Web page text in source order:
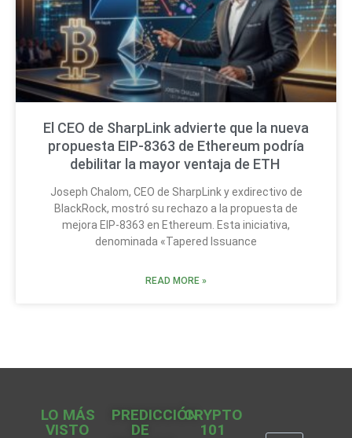
El CEO de SharpLink advierte que la nueva
propuesta EIP-8363 de Ethereum podría
debilitar la mayor ventaja de ETH
Joseph Chalom, CEO de SharpLink y exdirectivo de
BlackRock, mostró su rechazo a la propuesta de
mejora EIP-8363 en Ethereum. Esta iniciativa,
denominada «Tapered Issuance
READ MORE »
LO MÁS
VISTO
PREDICCIÓN
DE
CRYPTO
101